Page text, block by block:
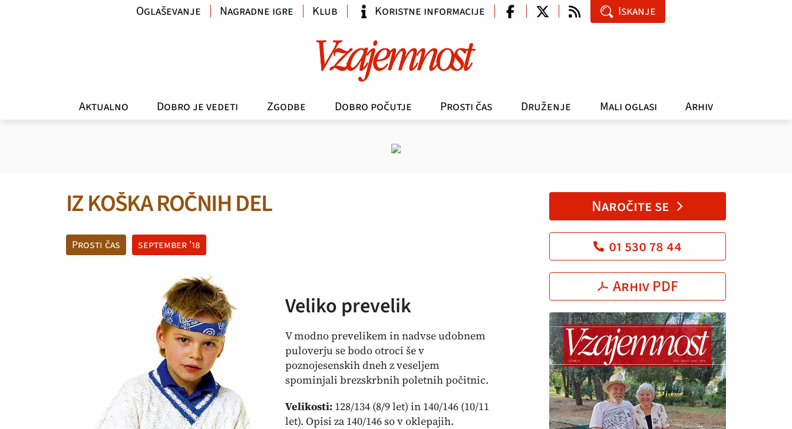
Aktualno Dobro je vedeti Zgodbe Dobro počutje Prosti čas Druženje Mali oglasi Arhiv
Oglaševanje Nagradne igre Klub Koristne informacije Iskanje
IZ KOŠKA ROČNIH DEL
Prosti čas september '18
Veliko prevelik
V modno prevelikem in nadvse udobnem
puloverju se bodo otroci še v
poznojesenskih dneh z veseljem
spominjali brezskrbnih poletnih počitnic.
Velikosti: 128/134 (8/9 let) in 140/146 (10/11
let). Opisi za 140/146 so v oklepajih.
Naročite se
01 530 78 44
Arhiv PDF